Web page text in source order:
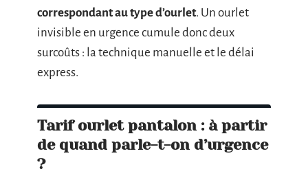
correspondant au type d’ourlet. Un ourlet
invisible en urgence cumule donc deux
surcoûts : la technique manuelle et le délai
express.
Tarif ourlet pantalon : à partir
de quand parle-t-on d’urgence
?